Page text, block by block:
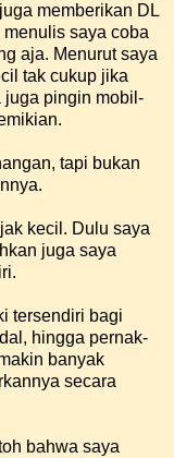
memberikan DL
saya coba
aja. Menurut saya
tak cukup jika
juga pingin mobil-
tapi bukan
kecil. Dulu saya
juga saya
tersendiri bagi
hingga pernak-
banyak
secara
bahwa saya